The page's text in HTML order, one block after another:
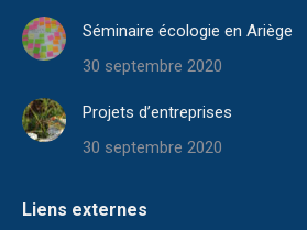
Séminaire écologie en Ariège
30 septembre 2020
Projets d’entreprises
30 septembre 2020
Liens externes